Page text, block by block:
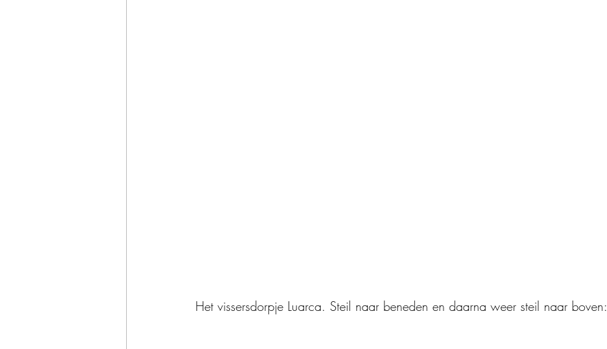
Het vissersdorpje Luarca. Steil naar beneden en daarna weer steil naar boven: